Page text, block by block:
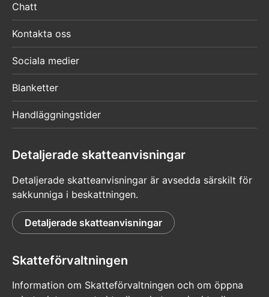
Chatt
Kontakta oss
Sociala medier
Blanketter
Handläggningstider
Detaljerade skatteanvisningar
Detaljerade skatteanvisningar är avsedda särskilt för
sakkunniga i beskattningen.
Detaljerade skatteanvisningar
Skatteförvaltningen
Information om Skatteförvaltningen och om öppna